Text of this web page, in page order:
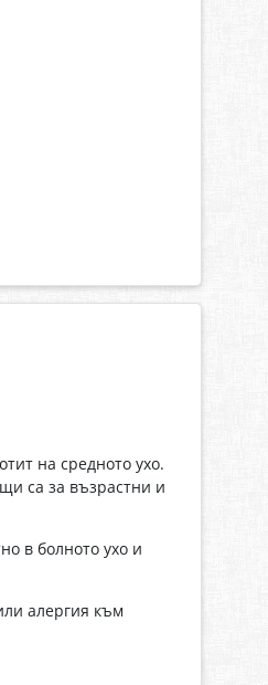
на средното ухо.
са за възрастни и
в болното ухо и
алергия към